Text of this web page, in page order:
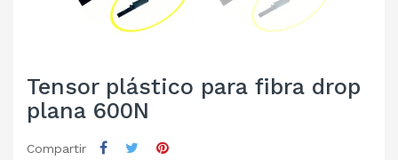
Tensor plástico para fibra drop
plana 600N
Compartir